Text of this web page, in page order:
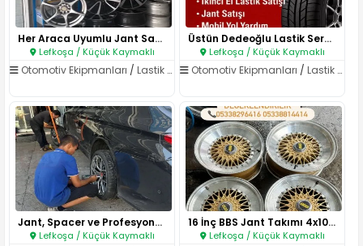
Her Araca Uyumlu Jant Satışı..
Lefkoşa / Küçük Kaymaklı
Otomotiv Ekipmanları / Lastik ve Jant
Üstün Dedeoğlu Lastik Servisi..
Lefkoşa / Küçük Kaymaklı
Otomotiv Ekipmanları /Lastik ve Jant
Jant, Spacer ve Profesyonel Mo..
Lefkoşa / Küçük Kaymaklı
16 İnç BBS Jant Takımı 4x100..
Lefkoşa / Küçük Kaymaklı